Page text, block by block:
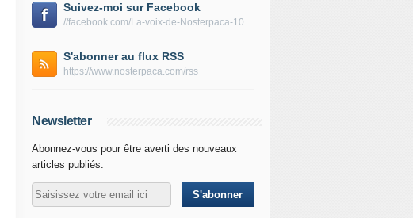
Suivez-moi sur Facebook
//facebook.com/La-voix-de-Nosterpaca-106434384284735
S'abonner au flux RSS
https://www.nosterpaca.com/rss
Newsletter
Abonnez-vous pour être averti des nouveaux
articles publiés.